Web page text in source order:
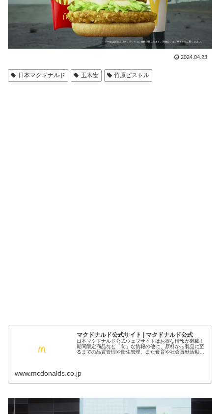
2024.04.23
日本マクドナルド 玉木宏 竹原ピストル
マクドナルド公式サイト | マクドナルド公式
日本マクドナルド公式ウェブサイトはお得な情報が満載！
期間限定商品など「旬」な情報の他に、原料から製品に至
るまでの品質管理や衛生管理、また食育や社会貢献活動に
www.mcdonalds.co.jp